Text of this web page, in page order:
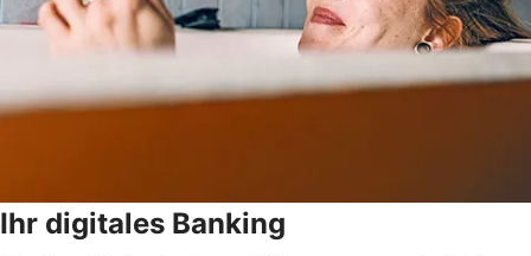
Ihr digitales Banking